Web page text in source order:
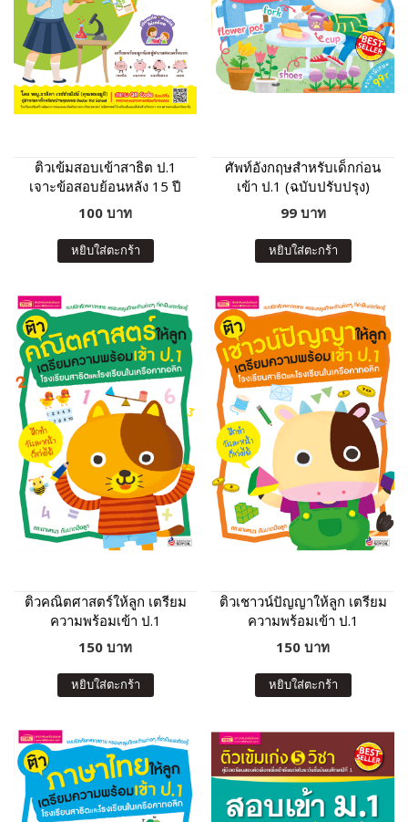
ติวเข้มสอบเข้าสาธิต ป.1
เจาะข้อสอบย้อนหลัง 15 ปี
วิทยาศาสตร์ ความรู้รอบตัว
100 บาท
หยิบใส่ตะกร้า
ศัพท์อังกฤษสำหรับเด็กก่อน
เข้า ป.1 (ฉบับปรับปรุง)
99 บาท
หยิบใส่ตะกร้า
ติวคณิตศาสตร์ให้ลูก เตรียม
ความพร้อมเข้า ป.1
โรงเรียนสาธิตและโรงเรียน
ปรับปรุง)
150 บาท
หยิบใส่ตะกร้า
ติวเชาวน์ปัญญาให้ลูก เตรียม
ความพร้อมเข้า ป.1
โรงเรียนสาธิตและโรงเรียน
ปรับปรุง)
150 บาท
หยิบใส่ตะกร้า